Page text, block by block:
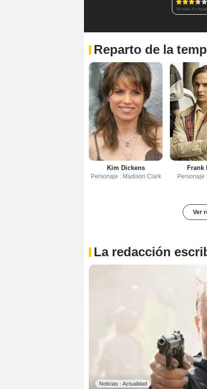
54 notas, 6 críticas
Reparto de la
Kim Dickens
Personaje : Madison Clark
Frank
Personaje
Ver
La redacción
Noticias - Actualidad